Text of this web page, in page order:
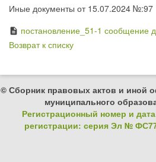
Иные документы от 15.07.2024 №:97
description постановление_51-1 сообщение
Возврат к списку
© Сборник правовых актов и иной
муниципального
Регистрационный номер и
регистрации: серия Эл №